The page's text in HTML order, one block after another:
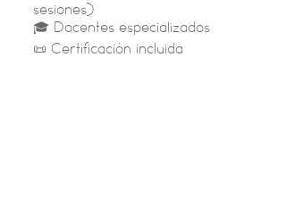
sesiones)
🎓 Docentes especializados​
📜 Certificación incluida